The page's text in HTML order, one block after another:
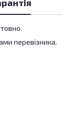
перевізника.